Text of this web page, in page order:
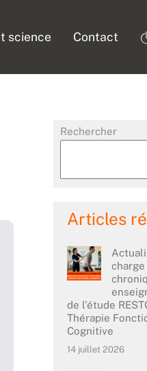
science Contact
Rechercher
Articles
de l’étude
Thérapie
Cognitive
14 juillet 2026